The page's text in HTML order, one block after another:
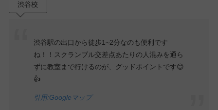
渋谷校
渋谷駅の出口から徒歩1~2分なのも便利です
ね！！スクランブル交差点あたりの人混みを通ら
ずに教室まで行けるのが、グッドポイントです😊
👍
引用:Googleマップ